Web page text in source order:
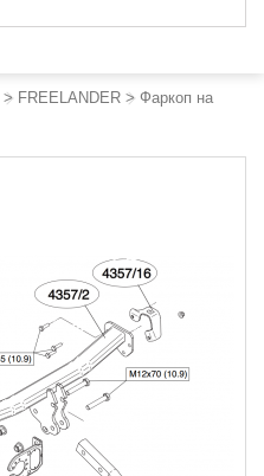
> FREELANDER > Фаркоп на